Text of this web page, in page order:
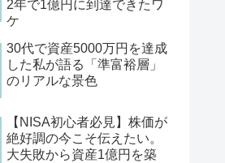
2年で1億円に到達できたワ
ケ
30代で資産5000万円を達成
した私が語る「準富裕層」
のリアルな景色
【NISA初心者必見】株価が
絶好調の今こそ伝えたい。
大失敗から資産1億円を築